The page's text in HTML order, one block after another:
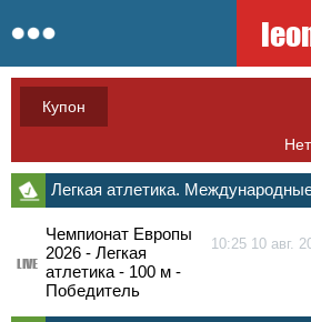
Купон
Легкая атлетика.
Чемпионат Европы
2026 - Легкая
атлетика - 100 м -
Победитель
10:25 10 авг.
LIVE